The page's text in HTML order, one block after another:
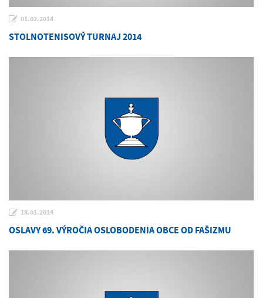
01.02.2014
STOLNOTENISOVÝ TURNAJ 2014
18.01.2014
OSLAVY 69. VÝROČIA OSLOBODENIA OBCE OD FAŠIZMU